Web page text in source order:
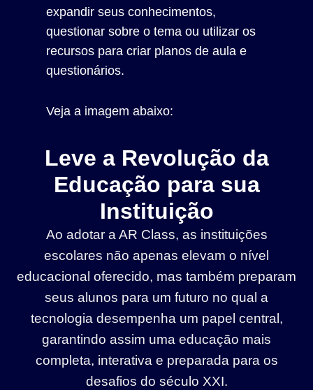
expandir seus conhecimentos,
questionar sobre o tema ou utilizar os
recursos para criar planos de aula e
questionários.
Veja a imagem abaixo:
Leve a Revolução da
Educação para sua
Instituição
Ao adotar a AR Class, as instituições
escolares não apenas elevam o nível
educacional oferecido, mas também preparam
seus alunos para um futuro no qual a
tecnologia desempenha um papel central,
garantindo assim uma educação mais
completa, interativa e preparada para os
desafios do século XXI.